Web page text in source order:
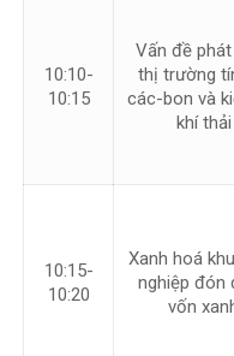
10:10-
10:15
Vấn đề
thị trường
các-bon và
khí thải
10:15-
10:20
Xanh hoá
nghiệp đón
vốn